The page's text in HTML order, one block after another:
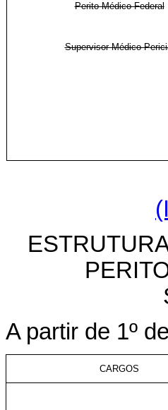
Perito Médico Federal
Supervisor Médico-
A partir de 1º
CARGOS